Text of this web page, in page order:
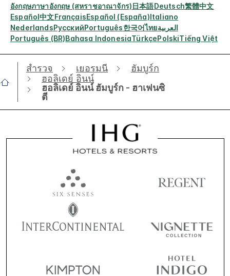
อังกฤษภาษาอังกฤษ (สหราชอาณาจักร)日本語Deutsch繁體中文
Español中文FrançaisEspañol (España)Italiano
NederlandsРусскийPortuguês한국어ไทยالعربية
Português (BR)Bahasa IndonesiaTürkçePolskiTiếng Việt
สำรวจ เยอรมนี
ฮัมบูร์ก
ฮอลิเดย์ อินน์
ฮอลิเดย์ อินน์ ฮัมบูร์ก - ฮาเฟนซิ
ตี